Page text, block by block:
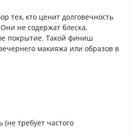
тех, кто ценит долговечность
не содержат блеска,
покрытие. Такой финиш
макияжа или образов в
(не требует частого